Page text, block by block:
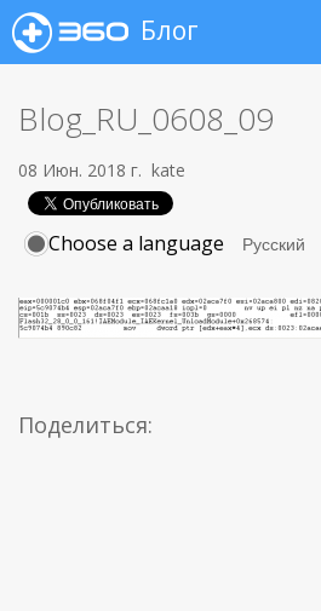
Блог
Blog_RU_0608_09
08 Июн. 2018 г. kate
Choose a language
Поделиться: